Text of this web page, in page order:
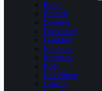
Berlin
Bremen
Dresden
Düsseldorf
Frankfurt
Hamburg
Karlsruhe
Köln
Heidelberg
Leipzig